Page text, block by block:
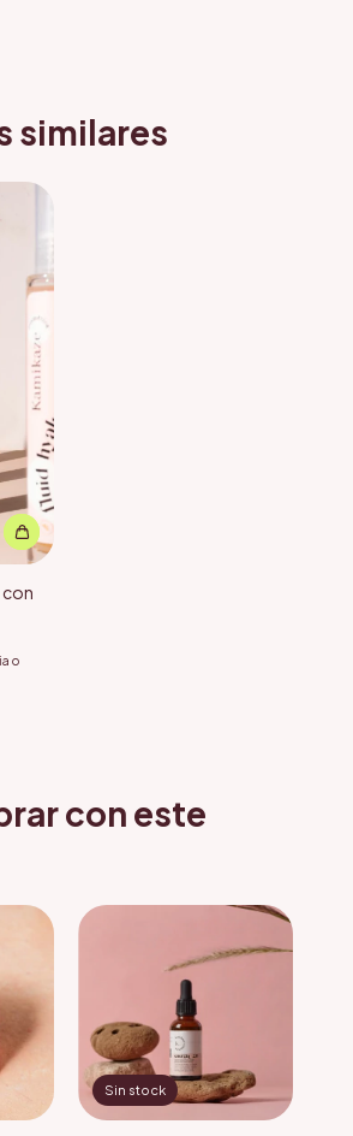
similares
con
o
con este
Sin stock